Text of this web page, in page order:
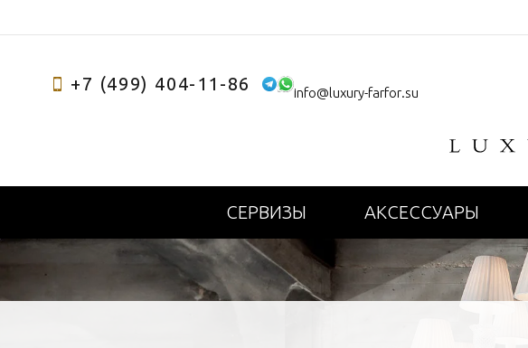
+7 (499) 404-11-86 info@luxury-farfor.su
СЕРВИЗЫ АКСЕССУАРЫ